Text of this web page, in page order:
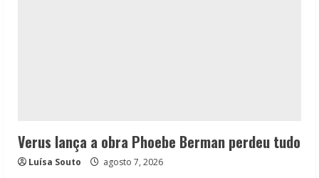
Verus lança a obra Phoebe Berman perdeu tudo
Luísa Souto agosto 7, 2026